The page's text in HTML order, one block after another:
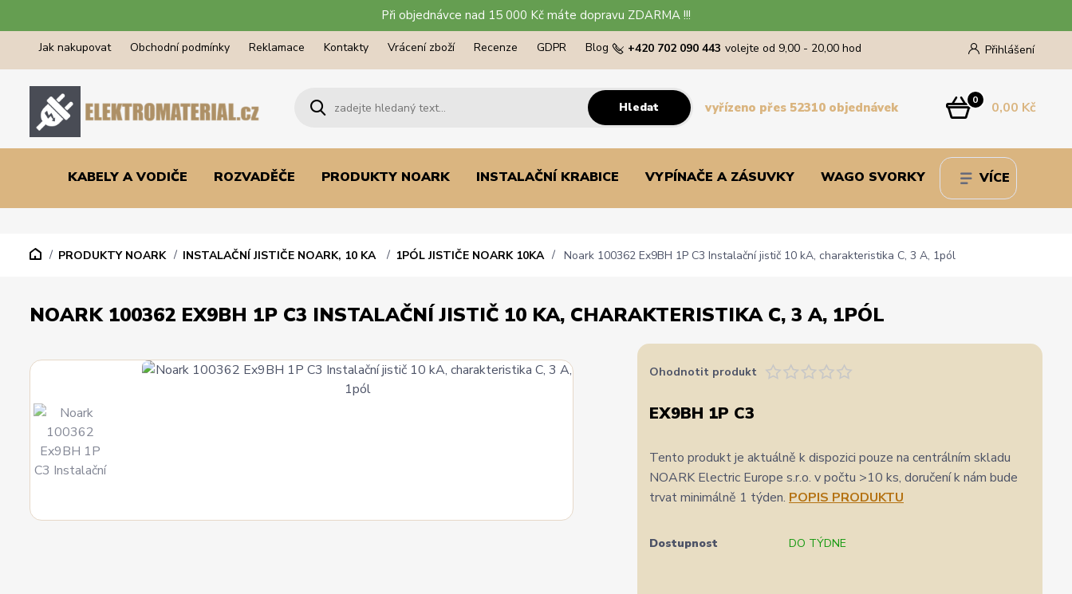
Při objednávce nad 15 000 Kč máte dopravu ZDARMA !!!
Jak nakupovat Obchodní podmínky Reklamace Kontakty Vrácení zboží Recenze GDPR Blog Přihlášení
Hledat
+420 702 090 443 volejte od 9,00 - 20,00 hod
0 0,00 Kč
vyřízeno přes 52310 objednávek
KABELY A VODIČE ROZVADĚČE PRODUKTY NOARK INSTALAČNÍ KRABICE VYPÍNAČE A ZÁSUVKY WAGO SVORKY VÍCE
PRODUKTY NOARK INSTALAČNÍ JISTIČE NOARK, 10 KA 1PÓL JISTIČE NOARK 10KA Noark 100362 Ex9BH 1P C3 Instalační jistič 10 kA, charakteristika C, 3 A, 1pól
NOARK 100362 EX9BH 1P C3 INSTALAČNÍ JISTIČ 10 KA, CHARAKTERISTIKA C, 3 A, 1PÓL
Ohodnotit produkt
EX9BH 1P C3
Tento produkt je aktuálně k dispozici pouze na centrálním skladu
NOARK Electric Europe s.r.o. v počtu >10 ks, doručení k nám bude
trvat minimálně 1 týden. POPIS PRODUKTU
Dostupnost DO TÝDNE